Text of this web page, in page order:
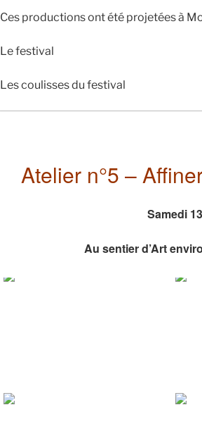
Ces productions ont été projetées à
Le festival
Les coulisses du festival
Atelier n°5 –
Samedi
Au sentier d’Art